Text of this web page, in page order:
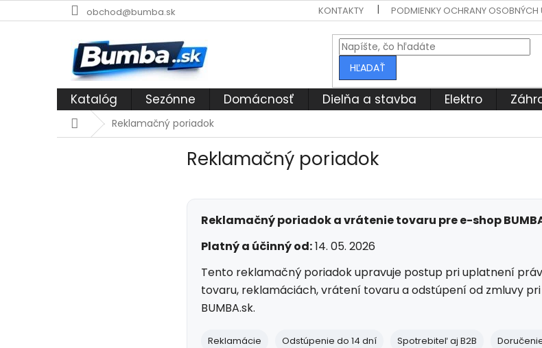
na
obchod@bumba.sk KONTAKTY PODMIENKY OCHRANY
HĽADAŤ
Katalóg Sezónne Domácnosť Dielňa a stavba Elektro
DomovReklamačný poriadok
Reklamačný poriadok
Reklamačný poriadok a vrátenie tovaru pre e-shop
Platný a účinný od:14. 05. 2026
Tento reklamačný poriadok upravuje postup pri uplatnení
tovaru, reklamáciách, vrátení tovaru a odstúpení od zmluvy
BUMBA.sk.
Reklamácie Odstúpenie do 14 dní Spotrebiteľ aj B2B